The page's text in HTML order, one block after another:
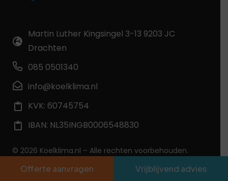
Martin Luther Kingsingel 3-13 9203 JC
Drachten
085 0501340
info@koelklima.nl
KVK: 60745754
IBAN: NL35INGB0006548830
© 2026 Koelklima.nl – Alle rechten voorbehouden.
Offerte aanvragen Vrijblijvend advies